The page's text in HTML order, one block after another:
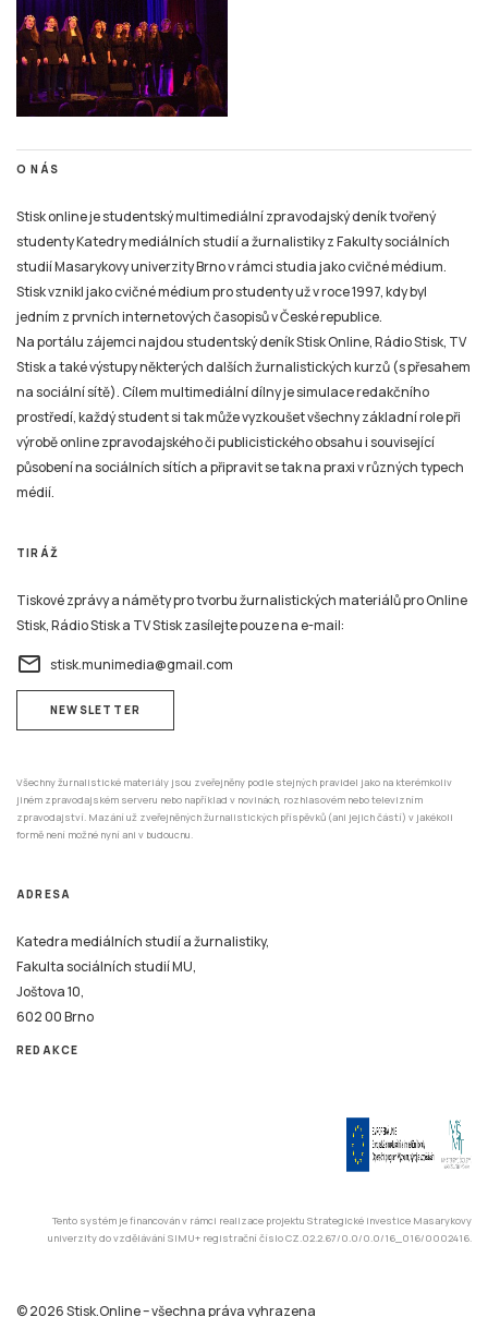
O NÁS
Stisk online je studentský multimediální zpravodajský deník tvořený
studenty Katedry mediálních studií a žurnalistiky z Fakulty sociálních
studií Masarykovy univerzity Brno v rámci studia jako cvičné médium.
Stisk vznikl jako cvičné médium pro studenty už v roce 1997, kdy byl
jedním z prvních internetových časopisů v České republice.
Na portálu zájemci najdou studentský deník Stisk Online, Rádio Stisk, TV
Stisk a také výstupy některých dalších žurnalistických kurzů (s přesahem
na sociální sítě). Cílem multimediální dílny je simulace redakčního
prostředí, každý student si tak může vyzkoušet všechny základní role při
výrobě online zpravodajského či publicistického obsahu i související
působení na sociálních sítích a připravit se tak na praxi v různých typech
médií.
TIRÁŽ
Tiskové zprávy a náměty pro tvorbu žurnalistických materiálů pro Online
Stisk, Rádio Stisk a TV Stisk zasílejte pouze na e-mail:
email stisk.munimedia@gmail.com
NEWSLETTER
Všechny žurnalistické materiály jsou zveřejněny podle stejných pravidel jako na kterémkoliv
jiném zpravodajském serveru nebo například v novinách, rozhlasovém nebo televizním
zpravodajství. Mazání už zveřejněných žurnalistických příspěvků (ani jejich částí) v jakékoli
formě není možné nyní ani v budoucnu.
ADRESA
Katedra mediálních studií a žurnalistiky,
Fakulta sociálních studií MU,
Joštova 10,
602 00 Brno
REDAKCE
Tento systém je financován v rámci realizace projektu Strategické investice Masarykovy
univerzity do vzdělávání SIMU+ registrační číslo CZ.02.2.67/0.0/0.0/16_016/0002416.
© 2026 Stisk.Online – všechna práva vyhrazena